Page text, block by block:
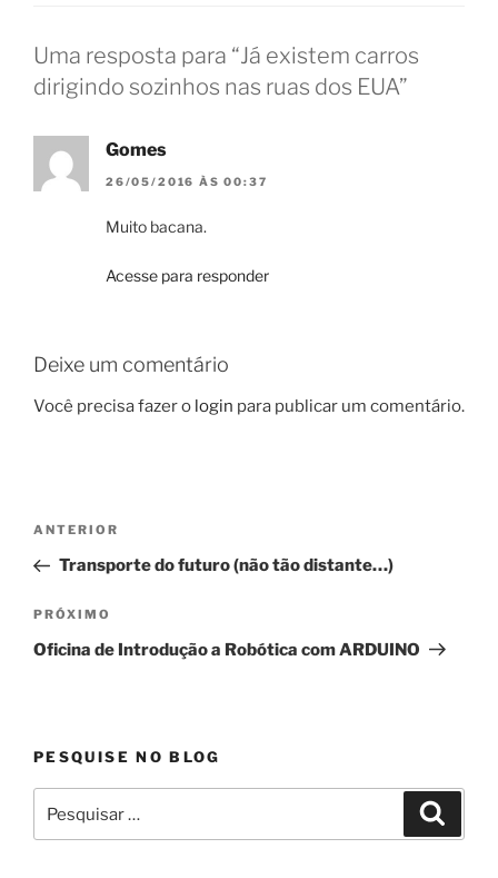
Uma resposta para “Já existem carros
dirigindo sozinhos nas ruas dos EUA”
Gomes
26/05/2016 ÀS 00:37
Muito bacana.
Acesse para responder
Deixe um comentário
Você precisa fazer o login para publicar um comentário.
Navegação
Post
Post
anterior
ANTERIOR
Transporte do futuro (não tão distante…)
Próximo
post
PRÓXIMO
Oficina de Introdução a Robótica com ARDUINO
PESQUISE NO BLOG
por: